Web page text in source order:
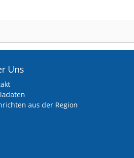
Uns
aus der Region